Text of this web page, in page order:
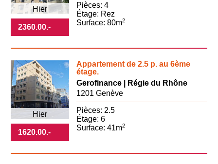
2360.00.-
Hier
Pièces: 4
Étage: Rez
Surface: 80m2
1620.00.-
Appartement de 2.5 p. au 6ème
étage.
Hier
Gerofinance | Régie du Rhône
1201 Genève
Pièces: 2.5
Étage: 6
Surface: 41m2